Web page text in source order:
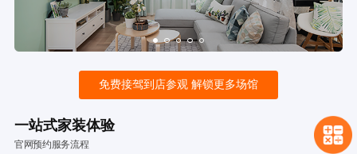
免费接驾到店参观 解锁更多场馆
一站式家装体验
官网预约服务流程